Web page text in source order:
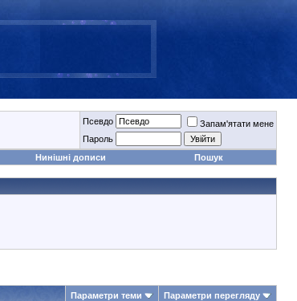
Псевдо
Запам'ятати мене
Пароль
Нинішні дописи Пошук
Параметри теми
Параметри перегляду